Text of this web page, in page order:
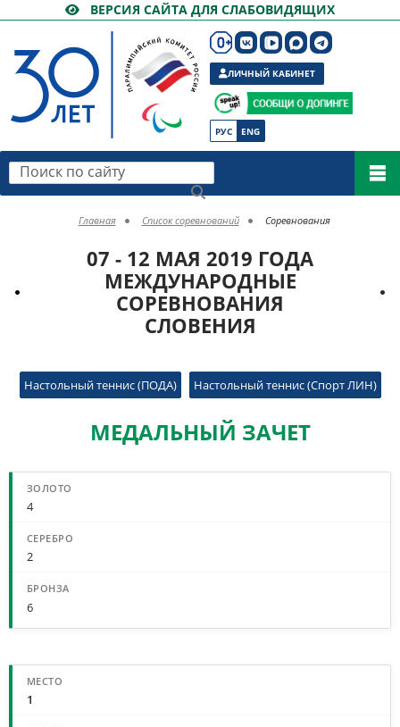
ВЕРСИЯ САЙТА ДЛЯ СЛАБОВИДЯЩИХ
РУС ENG
ЛИЧНЫЙ КАБИНЕТ
Поиск по сайту
Главная Список соревнований Соревнования
07 - 12 МАЯ 2019 ГОДА
МЕЖДУНАРОДНЫЕ
СОРЕВНОВАНИЯ
СЛОВЕНИЯ
Настольный теннис (ПОДА) Настольный теннис (Спорт ЛИН)
МЕДАЛЬНЫЙ ЗАЧЕТ
СВОДНЫЙ МЕДАЛЬНЫЙ ЗАЧЕТ
4
2
6
МЕДАЛЬНЫЙ ЗАЧЕТ ПО СТРАНАМ
1